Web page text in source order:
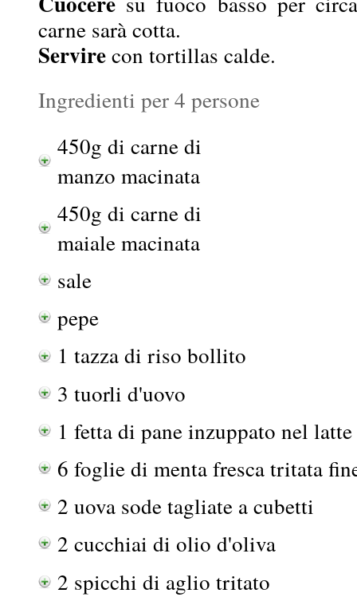
carne sarà cotta.
Servirecon tortillas calde.
Ingredienti per 4 persone
450g di carne di
manzo macinata
450g di carne di
maiale macinata
sale
pepe
1 tazza di riso bollito
3 tuorli d'uovo
1 fetta di pane inzuppato nel latte
6 foglie di menta fresca tritata
2 uova sode tagliate a cubetti
2 cucchiai di olio d'oliva
2 spicchi di aglio tritato